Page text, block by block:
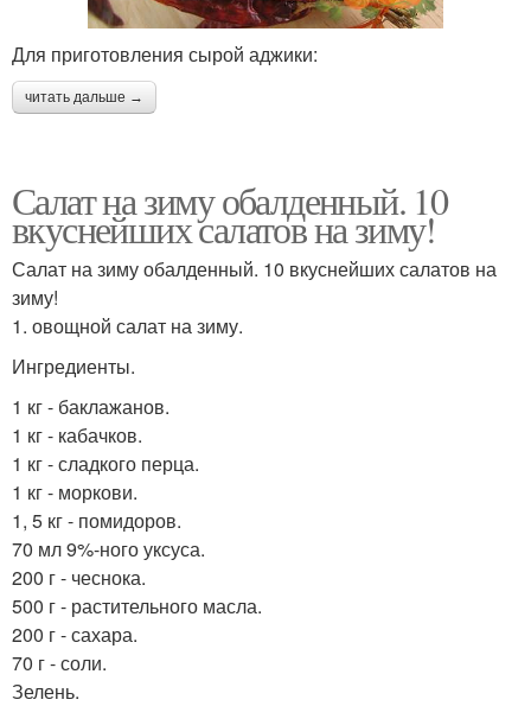
Для приготовления сырой аджики:
читать дальше →
Салат на зиму обалденный. 10
вкуснейших салатов на зиму!
Салат на зиму обалденный. 10 вкуснейших салатов на
зиму!
1. овощной салат на зиму.
Ингредиенты.
1 кг - баклажанов.
1 кг - кабачков.
1 кг - сладкого перца.
1 кг - моркови.
1, 5 кг - помидоров.
70 мл 9%-ного уксуса.
200 г - чеснока.
500 г - растительного масла.
200 г - сахара.
70 г - соли.
Зелень.